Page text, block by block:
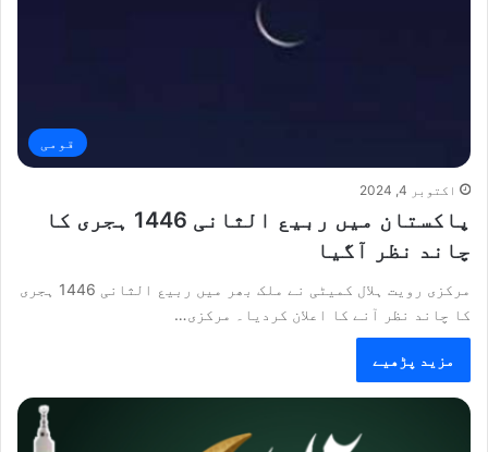
قومی
اکتوبر 4, 2024
پاکستان میں ربیع الثانی 1446 ہجری کا
چاند نظر آگیا
مرکزی رویت ہلال کمیٹی نے ملک بھر میں ربیع الثانی 1446 ہجری
کا چاند نظر آنے کا اعلان کردیا۔ مرکزی…
مزید پڑھیے